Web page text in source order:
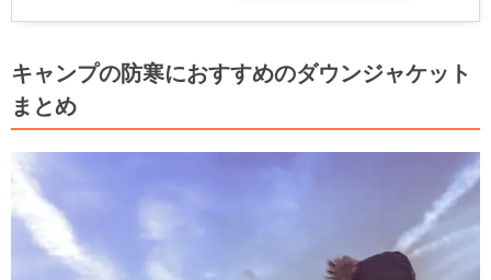
キャンプの防寒におすすめのダウンジャケット
まとめ